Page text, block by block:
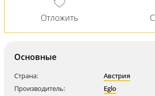
Основные
Страна:
Австрия
Производитель:
Eglo